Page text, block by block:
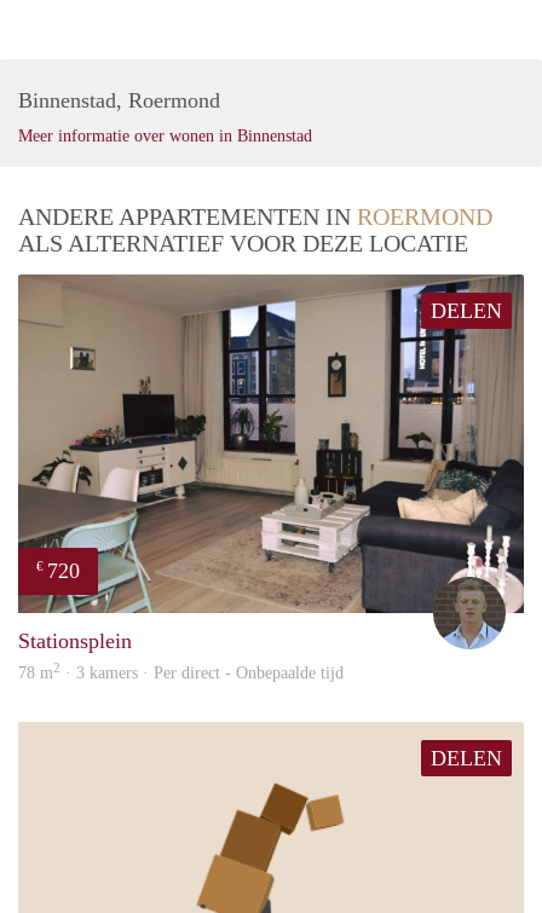
Binnenstad, Roermond
Meer informatie over wonen in Binnenstad
ANDERE APPARTEMENTEN IN ROERMOND
ALS ALTERNATIEF VOOR DEZE LOCATIE
DELEN
€ 720
Tom
Stationsplein
78 m2 · 3 kamers · Per direct - Onbepaalde tijd
DELEN